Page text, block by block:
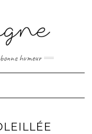
humeur
Navigation